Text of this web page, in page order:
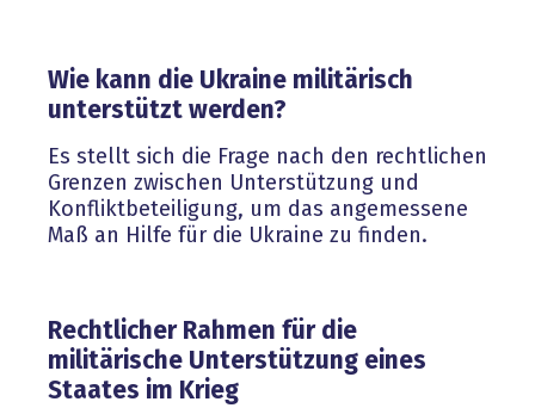
Wie kann die Ukraine militärisch
unterstützt werden?
Es stellt sich die Frage nach den rechtlichen
Grenzen zwischen Unterstützung und
Konfliktbeteiligung, um das angemessene
Maß an Hilfe für die Ukraine zu finden.
Rechtlicher Rahmen für die
militärische Unterstützung eines
Staates im Krieg